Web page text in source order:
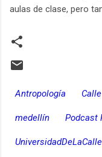
aulas de clase, pero
Antropología Calle
medellín Podcast
UniversidadDeLaCalle